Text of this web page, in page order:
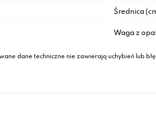
Średnica
Waga z
dane techniczne nie zawierają uchybień lub